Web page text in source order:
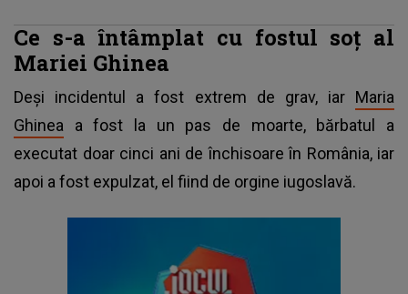
Ce s-a întâmplat cu fostul soț al
Mariei Ghinea
Deși incidentul a fost extrem de grav, iar Maria
Ghinea a fost la un pas de moarte, bărbatul a
executat doar cinci ani de închisoare în România, iar
apoi a fost expulzat, el fiind de orgine iugoslavă.